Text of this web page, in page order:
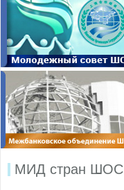
МИД стран ШОС